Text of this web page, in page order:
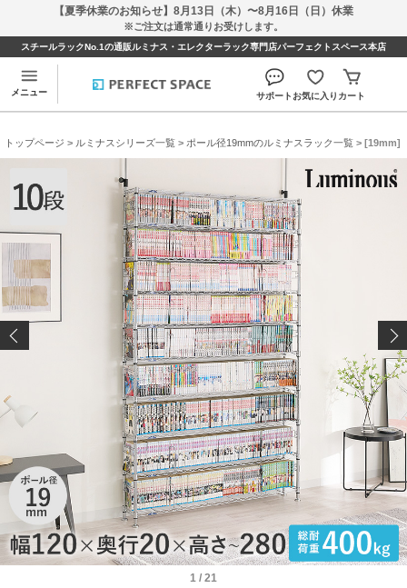
【夏季休業のお知らせ】8月13日（木）〜8月16日（日）休業
※ご注文は通常通りお受けします。
スチールラックNo.1の通販ルミナス・エレクターラック専門店パーフェクトスペース本店
メニュー サポートお気に入り カート
トップページ > ルミナスシリーズ一覧 > ポール径19mmのルミナスラック一覧 > [19mm]
1 / 21